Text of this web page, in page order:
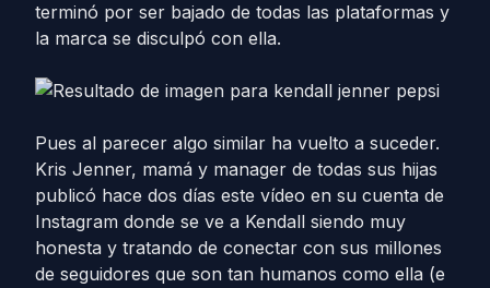
terminó por ser bajado de todas las plataformas y
la marca se disculpó con ella.
Pues al parecer algo similar ha vuelto a suceder.
Kris Jenner, mamá y manager de todas sus hijas
publicó hace dos días este vídeo en su cuenta de
Instagram donde se ve a Kendall siendo muy
honesta y tratando de conectar con sus millones
de seguidores que son tan humanos como ella (e